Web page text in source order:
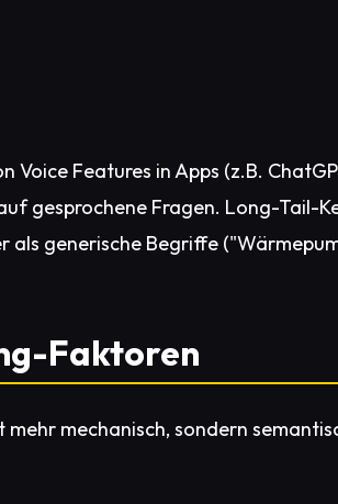
Features in Apps (z.B.
gesprochene Fragen. Long-Tail-
als generische Begriffe
Faktoren
mechanisch, sondern